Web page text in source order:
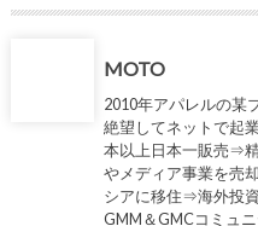
MOTO
2010年アパレルの某
絶望してネットで起
本以上日本一販売⇒
やメディア事業を売
シアに移住⇒海外投
GMM＆GMCコミュ